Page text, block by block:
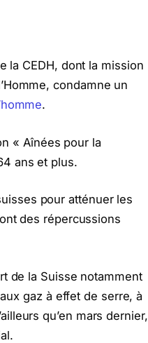
la CEDH, dont la mission
condamne un
.
« Aînées pour la
ans et plus.
pour atténuer les
des répercussions
de la Suisse notamment
gaz à effet de serre, à
qu’en mars dernier,